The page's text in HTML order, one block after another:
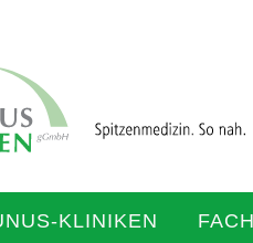
KLINIKEN